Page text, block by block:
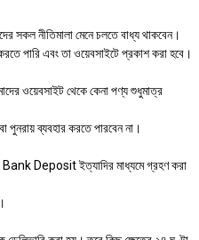
সকল নীতিমালা মেনে চলতে বাধ্য থাকবেন।
পারি এবং তা ওয়েবসাইটে প্রকাশ করা হবে।
ওয়েবসাইট থেকে কেনা পণ্য শুধুমাত্র
পুনরায় ব্যবহার করতে পারবেন না।
Deposit ইত্যাদির মাধ্যমে গ্রহণ করা